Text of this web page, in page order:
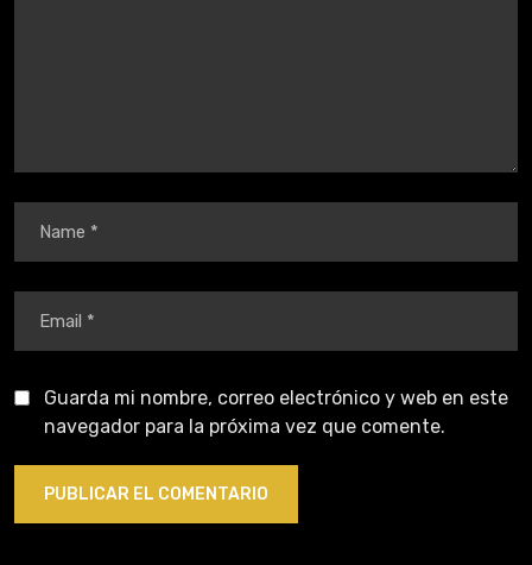
Guarda mi nombre, correo electrónico y web en este
navegador para la próxima vez que comente.